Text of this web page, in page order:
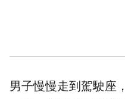
男子慢慢走到駕駛座